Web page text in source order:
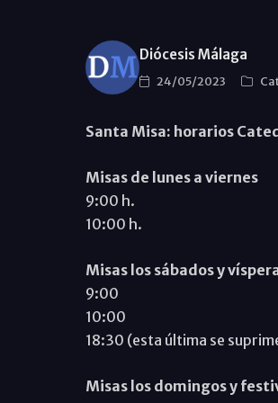
Diócesis Málaga
24/05/2023
Santa Misa: horarios
Misas de lunes a viernes
9:00 h.
10:00 h.
Misas los sábados y
9:00
10:00
18:30 (esta última se
Misas los domingos y